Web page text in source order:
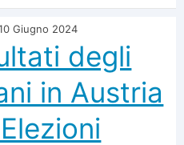
Giugno 2024
degli
in Austria